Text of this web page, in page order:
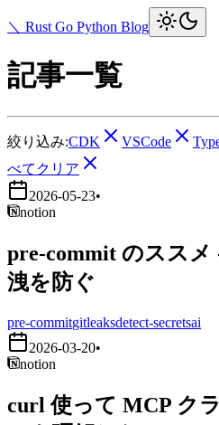
＼ Rust Go Python Blog
記事一覧
絞り込み:CDK VSCode
べてクリア
2026-05-23•
notion
pre-commit のスス
洩を防ぐ
pre-commitgitleaksdetect-secretsai
2026-03-20•
notion
curl 使って MCP ク